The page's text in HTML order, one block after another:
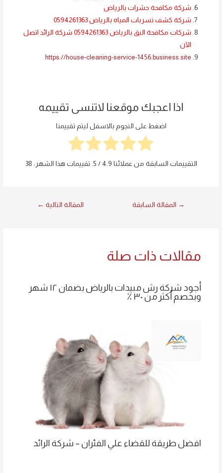
شركة مكافحة حشرات بالرياض
شركة كشف تسربات المياه بالرياض 0594261363
شركات مكافحة البق بالرياض 0594261363 شركة الرائد اتصل
الآن
https://house-cleaning-service-1456.business.site
اذا اعجبك موقعنا لاتنسى تقييمه
اضغط على النجوم بالاسفل ليتم تقييمنا
التقييمات السابقة من عملائنا 4.9 / 5. تقييمات هذا الشهر: 38
→ المقالة السابقة المقالة التالية ←
مقالات ذات صلة
أجود شركة رش مبيدات بالرياض بضمان ١٢ شهر
وبخصم أكثر من ٣٠ ٪
افضل طريقة للقضاء علي الفئران – شركة الرائد